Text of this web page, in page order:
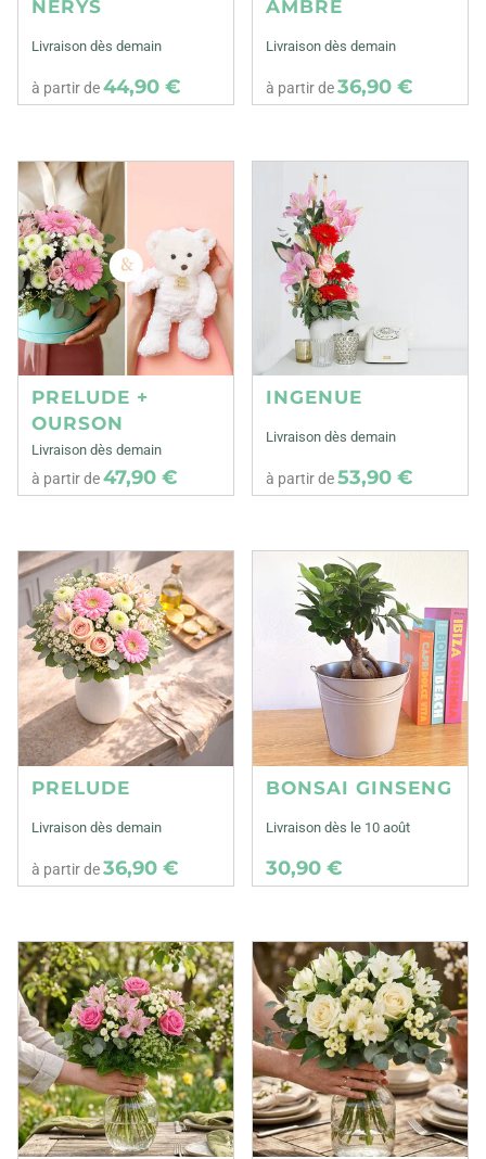
NERYS
Livraison dès demain
à partir de44,90 €
AMBRE
Livraison dès demain
à partir de36,90 €
PRELUDE +
OURSON
Livraison dès demain
à partir de47,90 €
INGENUE
Livraison dès demain
à partir de53,90 €
PRELUDE
Livraison dès demain
à partir de36,90 €
BONSAI GINSENG
Livraison dès le 10 août
30,90 €